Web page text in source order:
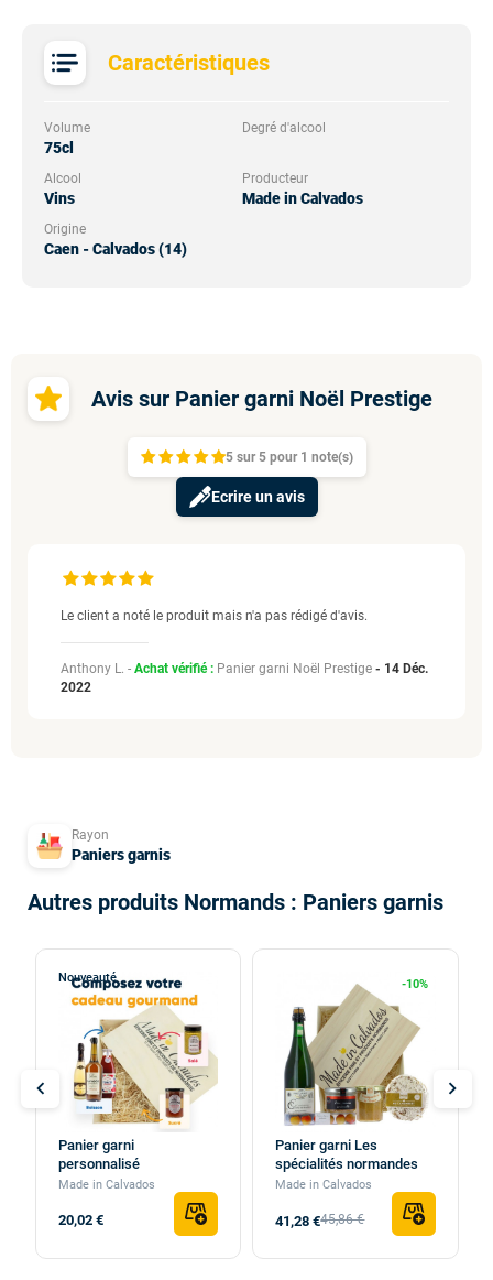
Caractéristiques
Volume
75cl
Degré d'alcool
Alcool
Vins
Producteur
Made in Calvados
Origine
Caen - Calvados (14)
Avis sur Panier garni Noël Prestige
5 sur 5 pour 1 note(s)
Ecrire un avis
Le client a noté le produit mais n'a pas rédigé d'avis.
Anthony L. - Achat vérifié : Panier garni Noël Prestige - 14 Déc.
2022
Rayon
Paniers garnis
Autres produits Normands : Paniers garnis
Nouveauté
Panier garni
personnalisé
Made in Calvados
20,02 €
-10%
Panier garni Les
spécialités normandes
Made in Calvados
41,28 €45,86 €
chevron_left chevron_right